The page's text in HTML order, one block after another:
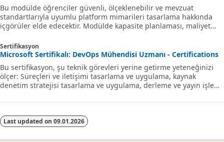
Bu modülde öğrenciler güvenli, ölçeklenebilir ve mevzuat
standartlarıyla uyumlu platform mimarileri tasarlama hakkında
içgörüler elde edecektir. Modülde kapasite planlaması, maliyet
azaltılmasında otomasyonun rolü yer alır. Öğrenciler artan talebi
ve karmaşık iş akışlarını işleyebilecek ölçeklenebilir çözümler
oluşturmaya yönelik stratejileri de keşfedecek.
Sertifikasyon
Microsoft Sertifikalı: DevOps Mühendisi Uzmanı - Certifications
Bu sertifikasyon, şu teknik görevleri yerine getirme yeteneğinizi
ölçer: Süreçleri ve iletişimi tasarlama ve uygulama, kaynak
denetim stratejisi tasarlama ve uygulama, derleme ve yayın işlem
geliştirme ve izleme stratejisi uygulama.
Last updated on 09.01.2026